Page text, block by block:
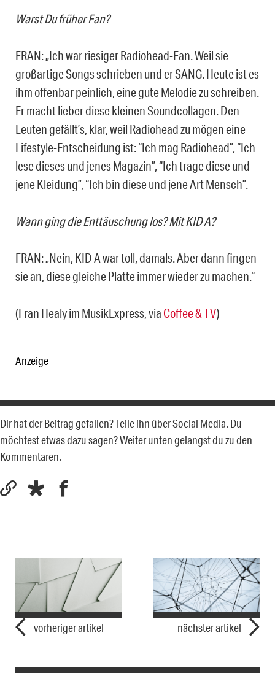
Warst Du früher Fan?
FRAN: „Ich war riesiger Radiohead-Fan. Weil sie
großartige Songs schrieben und er SANG. Heute ist es
ihm offenbar peinlich, eine gute Melodie zu schreiben.
Er macht lieber diese kleinen Soundcollagen. Den
Leuten gefällt’s, klar, weil Radiohead zu mögen eine
Lifestyle-Entscheidung ist: “Ich mag Radiohead”, “Ich
lese dieses und jenes Magazin”, “Ich trage diese und
jene Kleidung”, “Ich bin diese und jene Art Mensch”.
Wann ging die Enttäuschung los? Mit KID A?
FRAN: „Nein, KID A war toll, damals. Aber dann fingen
sie an, diese gleiche Platte immer wieder zu machen.“
(Fran Healy im MusikExpress, via Coffee & TV)
Anzeige
Dir hat der Beitrag gefallen? Teile ihn über Social Media. Du
möchtest etwas dazu sagen? Weiter unten gelangst du zu den
Kommentaren.
vorheriger artikel nächster artikel